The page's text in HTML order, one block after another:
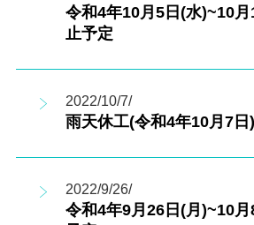
令和4年10月5日(水)~10
止予定
2022/10/7/
雨天休工(令和4年10月7日)
2022/9/26/
令和4年9月26日(月)~10